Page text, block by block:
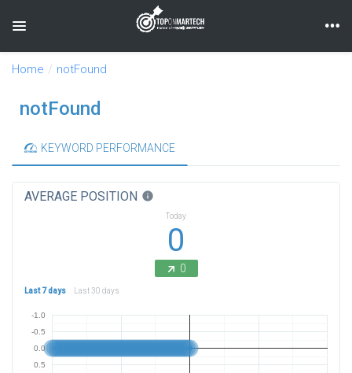
Toggle navigation
Home notFound
notFound
KEYWORD PERFORMANCE
AVERAGE POSITION info
Today
0
0
Last 7 days Last 30 days
-1.0
-0.5
0.0
0.5